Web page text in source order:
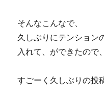
そんなこんなで、
久しぶりにテンション
入れて、ができたので、
すごーく久しぶりの投